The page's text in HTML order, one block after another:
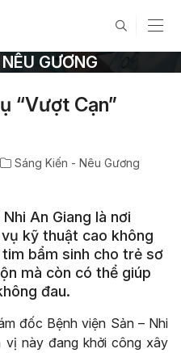
GƯƠNG
“Vượt Cạn”
Sáng Kiến - Nêu Gương
An Giang là nơi
kỹ thuật cao không
bẩm sinh cho trẻ sơ
mà còn có thể giúp
đau.
đốc Bệnh viện Sản – Nhi
vị này đang khởi công xây